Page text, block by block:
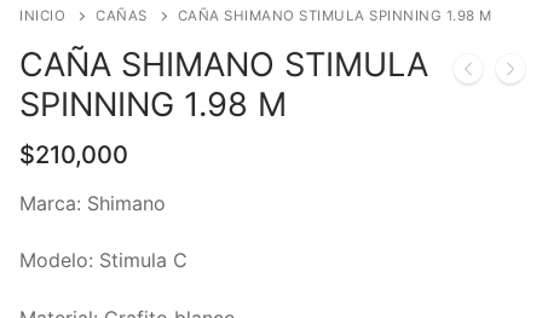
INICIO CAÑAS CAÑA SHIMANO STIMULA SPINNING 1.98 M
CAÑA SHIMANO STIMULA
SPINNING 1.98 M
$210,000
Marca: Shimano
Modelo: Stimula C